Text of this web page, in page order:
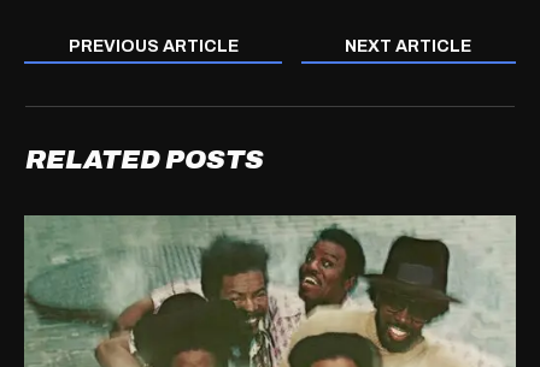
PREVIOUS ARTICLE NEXT ARTICLE
RELATED POSTS